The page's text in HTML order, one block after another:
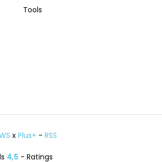
Tools
xPlus+ -RSS
4,5 - Ratings